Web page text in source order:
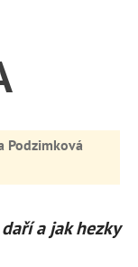
Podzimková
a jak hezky